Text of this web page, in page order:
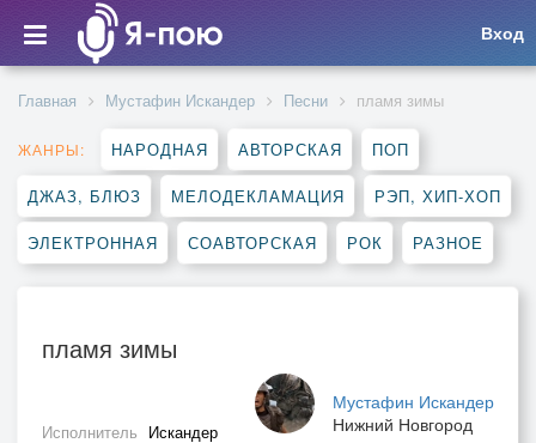
Вход
Главная Мустафин Искандер Песни пламя зимы
ЖАНРЫ: НАРОДНАЯ АВТОРСКАЯ ПОП
ДЖАЗ, БЛЮЗ МЕЛОДЕКЛАМАЦИЯ РЭП, ХИП-ХОП
ЭЛЕКТРОННАЯ СОАВТОРСКАЯ РОК РАЗНОЕ
пламя зимы
Мустафин Искандер
Нижний Новгород
Исполнитель Искандер